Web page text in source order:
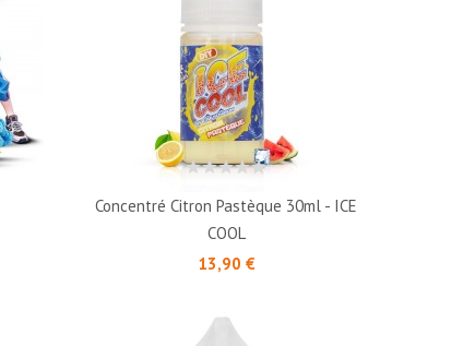
Concentré Citron Pastèque 30ml - ICE
COOL
13,90 €Prix